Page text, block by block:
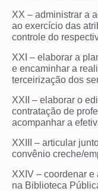
XX – administrar a
ao exercício das
controle do
XXI – elaborar a
e encaminhar a
terceirização dos
XXII – elaborar o
contratação de
acompanhar a
XXIII – articular
convênio creche/
XXIV – coordenar
na Biblioteca